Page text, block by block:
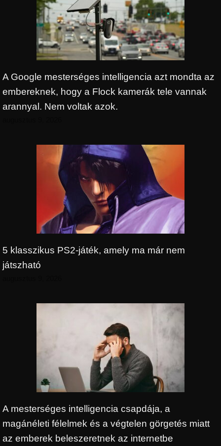
A Google mesterséges intelligencia azt mondta az
embereknek, hogy a Flock kamerák tele vannak
arannyal. Nem voltak azok.
5 klasszikus PS2-játék, amely ma már nem
játszható
A mesterséges intelligencia csapdája, a
magánéleti félelmek és a végtelen görgetés miatt
az emberek beleszeretnek az internetbe